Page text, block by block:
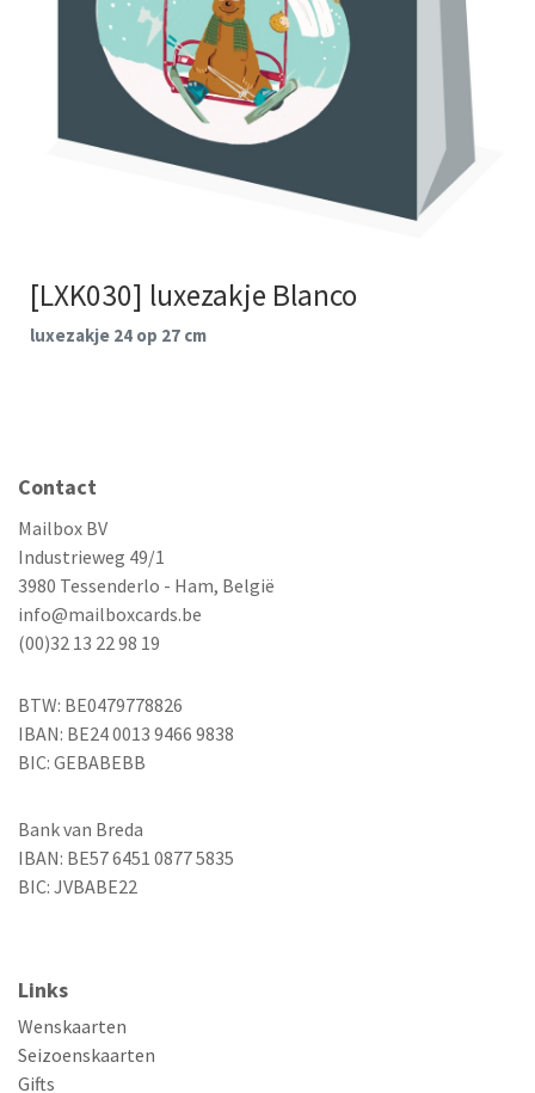
[LXK030] luxezakje Blanco
luxezakje 24 op 27 cm
Contact
Mailbox BV
Industrieweg 49/1
3980 Tessenderlo - Ham, België
info@mailboxcards.be
(00)32 13 22 98 19
BTW: BE0479778826
IBAN: BE24 0013 9466 9838
BIC: GEBABEBB
Bank van Breda
IBAN: BE57 6451 0877 5835
BIC: JVBABE22
Links
Wenskaarten
Seizoenskaarten
Gifts